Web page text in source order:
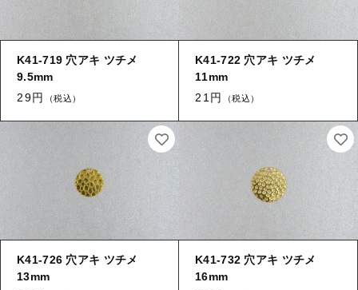
K41-719 穴アキ ツチメ
9.5mm
29円
（税込）
K41-722 穴アキ ツチメ
11mm
21円
（税込）
K41-726 穴アキ ツチメ
13mm
K41-732 穴アキ ツチメ
16mm
【加工】 穴あけ・ヤブリ
当社について
ご利用ガイド
オリジナル製作
銅板のデザイン提案
真鍮とは
キャップ・エンドパーツ
≪チャーム≫
≪チャーム≫ 花
≪チャーム≫ コイン